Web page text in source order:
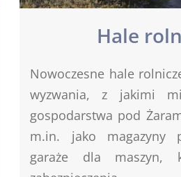
Hale
Nowoczesne hale
wyzwania, z jakimi
gospodarstwa pod
m.in. jako magazyny
garaże dla maszyn,